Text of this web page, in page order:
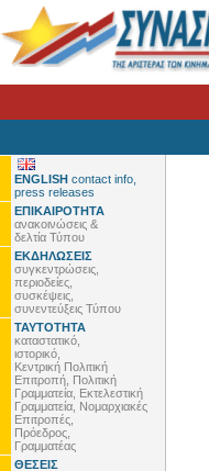
ENGLISH contact info,
press releases
ΕΠΙΚΑΙΡΟΤΗΤΑ
ανακοινώσεις &
δελτία Τύπου
ΕΚΔΗΛΩΣΕΙΣ
συγκεντρώσεις,
περιοδείες,
συσκέψεις,
συνεντεύξεις Τύπου
ΤΑΥΤΟΤΗΤΑ
καταστατικό,
ιστορικό,
Κεντρική Πολιτική
Επιτροπή, Πολιτική
Γραμματεία, Εκτελεστική
Γραμματεία, Νομαρχιακές
Επιτροπές,
Πρόεδρος,
Γραμματέας
ΘΕΣΕΙΣ